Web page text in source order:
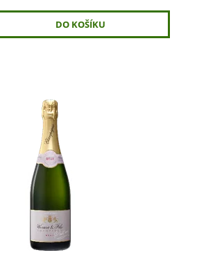
Pinot Noir (0,75l) – luxusní víno
Objevte jeho sametovou
své chvíle na výjimečný...